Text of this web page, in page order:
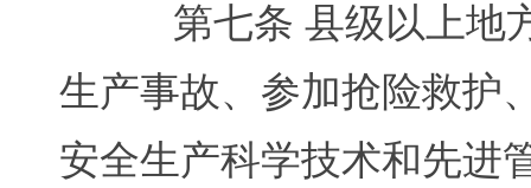
第七条 县级以上地方
生产事故、参加抢险救护
安全生产科学技术和先进